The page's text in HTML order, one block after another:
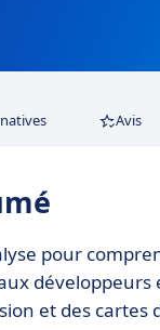
Avis
pour
et des